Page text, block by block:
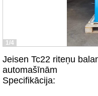
1/4
Jeisen Tc22 riteņu
automašīnām
Specifikācija: